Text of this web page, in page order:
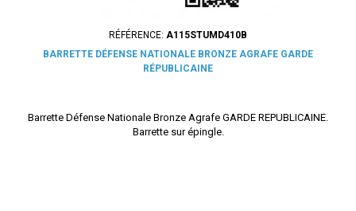
RÉFÉRENCE: A115STUMD410B
BARRETTE DÉFENSE NATIONALE BRONZE AGRAFE GARDE
RÉPUBLICAINE
Barrette Défense Nationale Bronze Agrafe GARDE REPUBLICAINE.
Barrette sur épingle.